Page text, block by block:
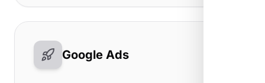
Google Ads